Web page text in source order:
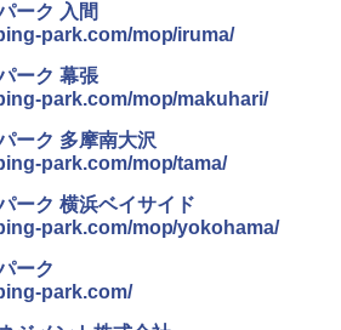
ーク 入間
park.com/mop/iruma/
ーク 幕張
park.com/mop/makuhari/
ーク 多摩南大沢
park.com/mop/tama/
ーク 横浜ベイサイド
park.com/mop/yokohama/
ーク
park.com/